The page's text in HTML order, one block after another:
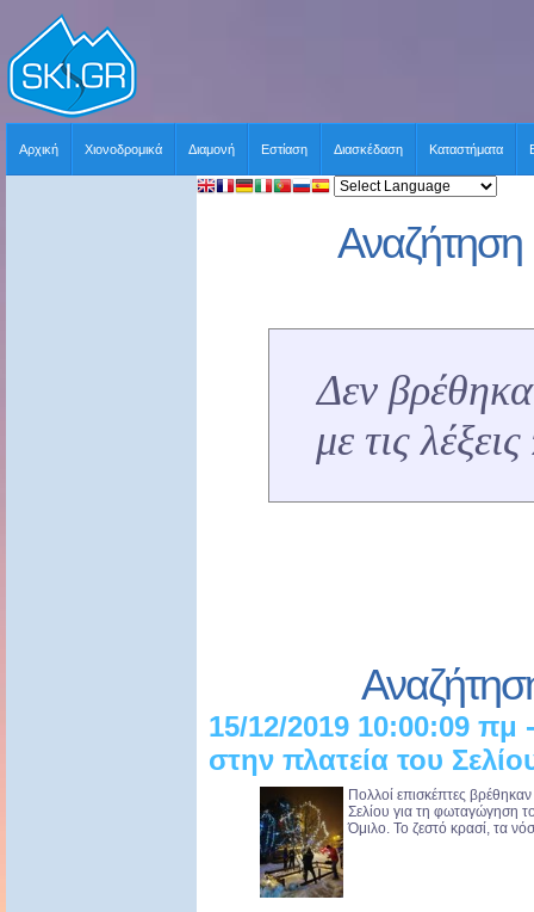
Αρχική Χιονοδρομικά Διαμονή Εστίαση Διασκέδαση Καταστήματα
Αναζήτηση
Δεν
με τις
15/12/2019 10:00:09 πμ
στην πλατεία του
Πολλοί επισκέπτες
Σελίου για τη φωταγώγηση
Όμιλο. Το ζεστό κρασί, τα